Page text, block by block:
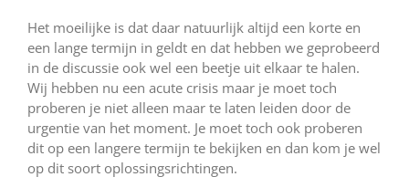
Het moeilijke is dat daar natuurlijk altijd een korte en
een lange termijn in geldt en dat hebben we geprobeerd
in de discussie ook wel een beetje uit elkaar te halen.
Wij hebben nu een acute crisis maar je moet toch
proberen je niet alleen maar te laten leiden door de
urgentie van het moment. Je moet toch ook proberen
dit op een langere termijn te bekijken en dan kom je wel
op dit soort oplossingsrichtingen.